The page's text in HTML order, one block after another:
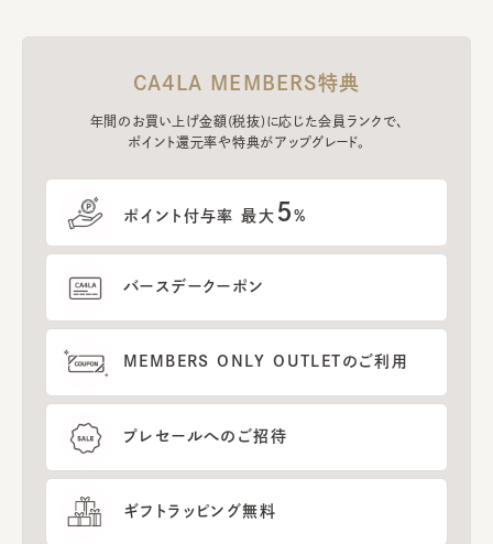
CA4LA MEMBERS特典
年間のお買い上げ金額(税抜)に応じた会員ランクで、
ポイント還元率や特典がアップグレード。
ポイント付与率 最大 5%
バースデークーポン
MEMBERS ONLY OUTLETのご利用
プレセールへのご招待
ギフトラッピング無料